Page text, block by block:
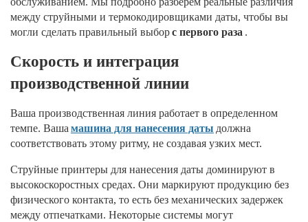
между струйными и термокодировщиками даты, чтобы вы
могли сделать правильный выборс первого раза .
Скорость и интеграция
производственной линии
Ваша производственная линия работает в определенном
темпе. Ваша машина для нанесения даты должна
соответствовать этому ритму, не создавая узких мест.
Струйные принтеры для нанесения даты доминируют в
высокоскоростных средах. Они маркируют продукцию без
физического контакта, то есть без механических задержек
между отпечатками. Некоторые системы могут